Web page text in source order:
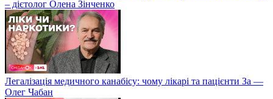
– дієтолог Олена Зінченко
Легалізація медичного канабісу: чому лікарі та пацієнти За —
Олег Чабан